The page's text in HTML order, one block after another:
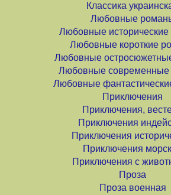
Классика
Любовные
Любовные
Любовные короткие
Любовные
Любовные
Любовные
Приключения
Приключения,
Приключения
Приключения
Приключения
Приключения с
Проза
Проза военная